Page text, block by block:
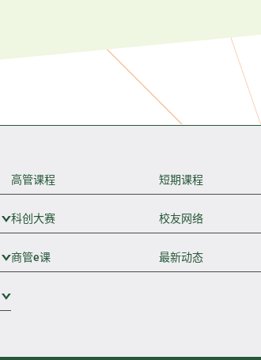
高管课程 短期课程
展开次级菜单
科创大赛 校友网络
展开次级菜单
商管e课 最新动态